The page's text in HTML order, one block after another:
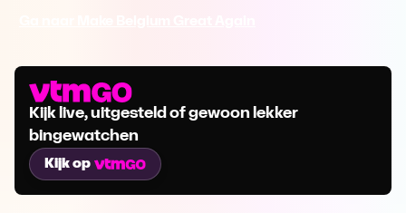
Kijk live, uitgesteld of gewoon lekker
bingewatchen
Kijk op